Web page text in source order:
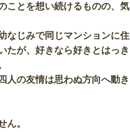
ことを想い続けるものの、気
なじみで同じマンションに住
たが、好きなら好きとはっき
人の友情は思わぬ方向へ動き
ん。